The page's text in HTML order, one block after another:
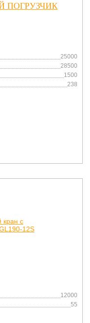
ПОГРУЗЧИК
25000
28500
1500
238
12000
55